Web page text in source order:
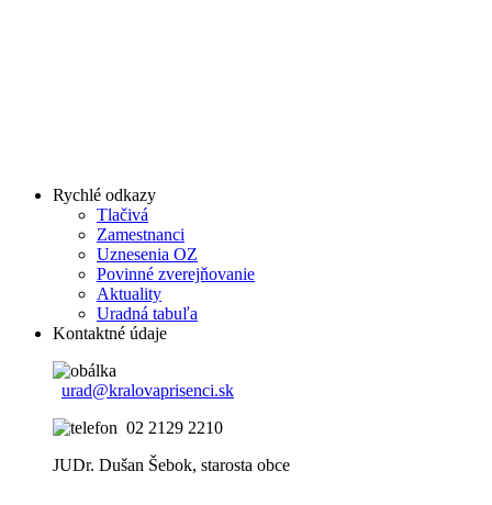
Rychlé odkazy
Tlačivá
Zamestnanci
Uznesenia OZ
Povinné zverejňovanie
Aktuality
Uradná tabuľa
Kontaktné údaje
urad@kralovaprisenci.sk
02 2129 2210
JUDr. Dušan Šebok, starosta obce